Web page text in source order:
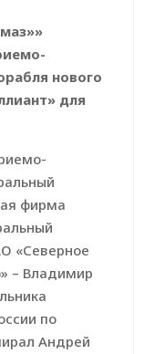
нового
для
фирма
«Северное
– Владимир
по
Андрей